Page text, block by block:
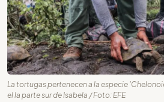
La tortugas pertenecen a la especie
el la parte sur de Isabela / Foto: EFE